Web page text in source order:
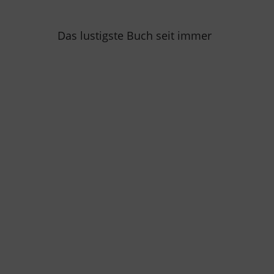
Das lustigste Buch seit immer